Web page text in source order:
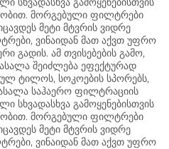
მორგებული ფილტრები
მეტი მტვრის ვიდრე
ვინაიდან მათ აქვთ უფრო
გადის. ამ თვისებების გამო,
შეიძლება ეფექტურად
ტილოს, სოკოების სპორებს,
საჰაერო ფილტრაციის
სხვადასხვა გამოყენებისთვის
მორგებული ფილტრები
მეტი მტვრის ვიდრე
ვინაიდან მათ აქვთ უფრო